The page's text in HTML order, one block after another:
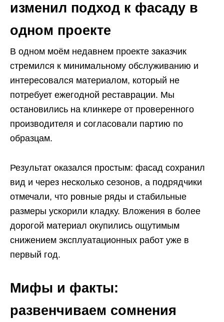
изменил подход к фасаду в
одном проекте
В одном моём недавнем проекте заказчик
стремился к минимальному обслуживанию и
интересовался материалом, который не
потребует ежегодной реставрации. Мы
остановились на клинкере от проверенного
производителя и согласовали партию по
образцам.
Результат оказался простым: фасад сохранил
вид и через несколько сезонов, а подрядчики
отмечали, что ровные ряды и стабильные
размеры ускорили кладку. Вложения в более
дорогой материал окупились ощутимым
снижением эксплуатационных работ уже в
первый год.
Мифы и факты:
развенчиваем сомнения